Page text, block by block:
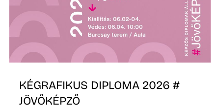
KÉGRAFIKUS DIPLOMA 2026 #
JÖVŐKÉPZŐ